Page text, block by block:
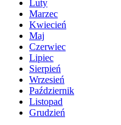
Luty
Marzec
Kwiecień
Maj
Czerwiec
Lipiec
Sierpień
Wrzesień
Październik
Listopad
Grudzień